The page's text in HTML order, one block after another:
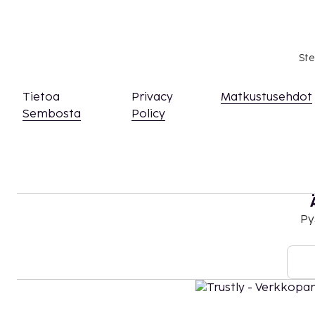
voi tehdä ottamalla majoituspaikkaan
Autoa suositellaan tähän majoituspaikkaan
Kontaktiton sisäänkirjautuminen ja
seksuaaliseen suuntautumiseen tai
Tietoa
Sembosta
Privacy
Policy
Matkustusehdot